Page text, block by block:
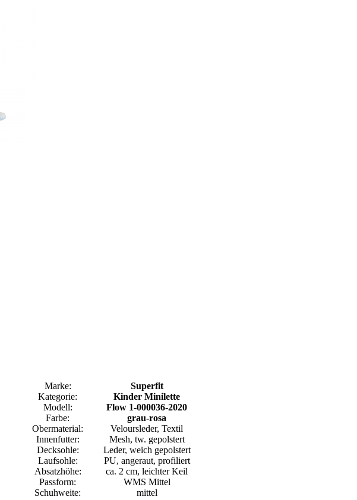
Marke:
Superfit
Kategorie:
Kinder Minilette
Modell:
Flow 1-000036-2020
Farbe:
grau-rosa
Obermaterial:
Veloursleder, Textil
Innenfutter:
Mesh, tw. gepolstert
Decksohle:
Leder, weich gepolstert
Laufsohle:
PU, angeraut, profiliert
Absatzhöhe:
ca. 2 cm, leichter Keil
Passform:
WMS Mittel
Schuhweite:
mittel